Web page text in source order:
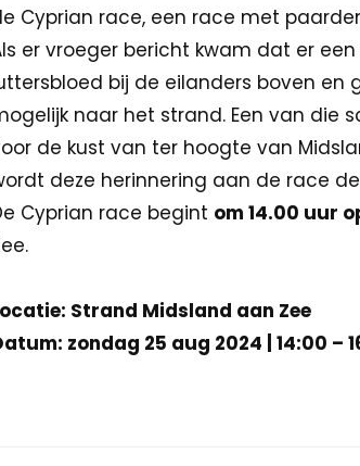
Cyprian race, een race met
er vroeger bericht kwam dat er
bij de eilanders boven
naar het strand. Een van die
de kust van ter hoogte van
deze herinnering aan de race
Cyprian race begint om 14.00 uur
Strand Midsland aan Zee
zondag 25 aug 2024 | 14:00 –